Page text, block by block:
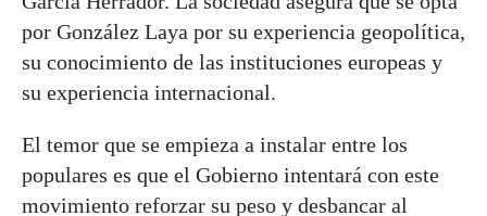
por González Laya por su experiencia geopolítica,
su conocimiento de las instituciones europeas y
su experiencia internacional.
El temor que se empieza a instalar entre los
populares es que el Gobierno intentará con este
movimiento reforzar su peso y desbancar al